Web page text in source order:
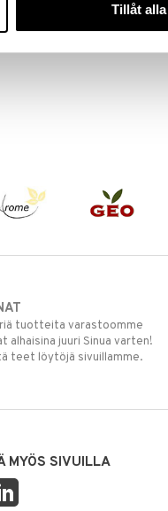
Tillåt alla
78,90
tuotteita varastoomme
alhaisina juuri Sinua varten!
teet löytöjä sivuillamme.
MYÖS SIVUILLA